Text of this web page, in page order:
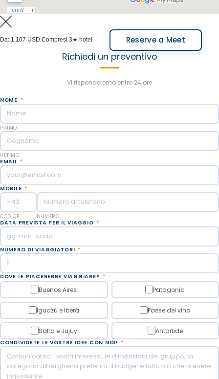
Pernottamento a El Chaltén.
Pasti inclusi: Colazione, pranzo al sacco.
Nel pomeriggio, verremo a prendervi per il vostro
alloggio a El Chaltén e vi porteremo al vostro hotel a
El Calafate (solo autista - servizio privato).
Pasti inclusi: Prima colazione.
Da: 1.107 USD Compresi 3★ hotel Reserve a Meet
Richiedi un preventivo
Vi risponderemo entro 24 ore
NOME *
PRIMO
ULTIMO
EMAIL *
MOBILE *
CODICE
NUMERO
DATA PREVISTA PER IL VIAGGIO *
NUMERO DI VIAGGIATORI *
DOVE LE PIACEREBBE VIAGGIARE? *
Buenos Aires Patagonia
Iguazú e Iberá Paese del vino
Salta e Jujuy Antartide
CONDIVIDETE LE VOSTRE IDEE CON NOI! *